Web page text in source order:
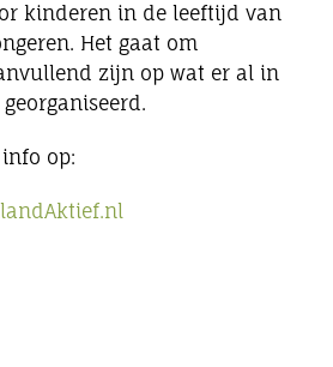
kinderen in de leeftijd van
Het gaat om
zijn op wat er al in
op: